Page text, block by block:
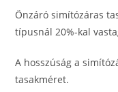
Önzáró simítózáras
típusnál 20%-kal
A hosszúság a
tasakméret.